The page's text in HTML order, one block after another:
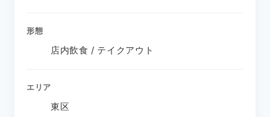
形態
店内飲食 / テイクアウト
エリア
東区